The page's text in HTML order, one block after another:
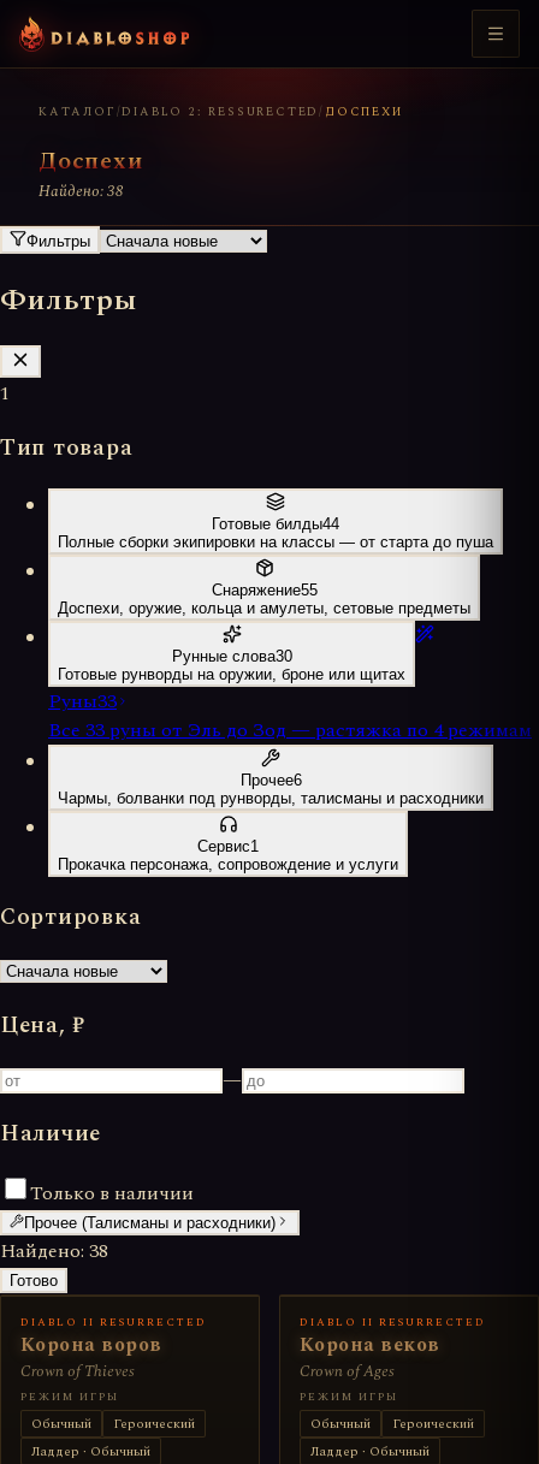
КАТАЛОГ/DIABLO 2: RESSURECTED/ ДОСПЕХИ
Доспехи
Найдено: 38
Фильтры
Фильтры
1
Тип товара
Готовые билды44
Полные сборки экипировки на классы — от старта до пуша
Снаряжение55
Доспехи, оружие, кольца и амулеты, сетовые предметы
Рунные слова30
Готовые рунворды на оружии, броне или щитах
Руны33
Все 33 руны от Эль до Зод — растяжка по 4 режимам
Прочее6
Чармы, болванки под рунворды, талисманы и расходники
Сервис1
Прокачка персонажа, сопровождение и услуги
Сортировка
Цена, ₽
—
Наличие
Только в наличии
Прочее (Талисманы и расходники)
Найдено: 38
Готово
DIABLO II RESURRECTED
Корона воров
Crown of Thieves
РЕЖИМ ИГРЫ
Обычный
Героический
Ладдер · Обычный
DIABLO II RESURRECTED
Корона веков
Crown of Ages
РЕЖИМ ИГРЫ
Обычный
Героический
Ладдер · Обычный